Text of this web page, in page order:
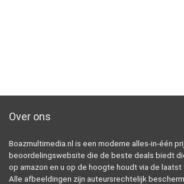
Over ons
Boazmultimedia.nl is een moderne alles-in-één
beoordelingswebsite die de beste deals biedt
op amazon en u op de hoogte houdt via de
Alle afbeeldingen zijn auteursrechtelijk